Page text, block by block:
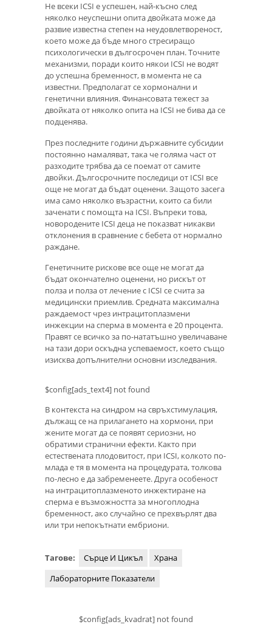
Не всеки ICSI е успешен, най-късно след
няколко неуспешни опита двойката може да
развие известна степен на неудовлетвореност,
което може да бъде много стресиращо
психологически в дългосрочен план. Точните
механизми, поради които някои ICSI не водят
до успешна бременност, в момента не са
известни. Предполагат се хормонални и
генетични влияния. Финансовата тежест за
двойката от няколко опита на ICSI не бива да се
подценява.
През последните години държавните субсидии
постоянно намаляват, така че голяма част от
разходите трябва да се поемат от самите
двойки. Дългосрочните последици от ICSI все
още не могат да бъдат оценени. Защото засега
има само няколко възрастни, които са били
заченати с помощта на ICSI. Въпреки това,
новородените ICSI деца не показват никакви
отклонения в сравнение с бебета от нормално
раждане.
Генетичните рискове все още не могат да
бъдат окончателно оценени, но рискът от
полза и полза от лечение с ICSI се счита за
медицински приемлив. Средната максимална
раждаемост чрез интрацитоплазмени
инжекции на сперма в момента е 20 процента.
Правят се всичко за по-нататъшно увеличаване
на тази дори оскъдна успеваемост, което също
изисква допълнителни основни изследвания.
$config[ads_text4] not found
В контекста на синдром на свръхстимулация,
дължащ се на прилагането на хормони, при
жените могат да се появят сериозни, но
обратими странични ефекти. Както при
естествената плодовитост, при ICSI, колкото по-
млада е тя в момента на процедурата, толкова
по-лесно е да забременеете. Друга особеност
на интрацитоплазменото инжектиране на
сперма е възможността за многоплодна
бременност, ако случайно се прехвърлят два
или три непокътнати ембриони.
Тагове: Сърце И Цикъл
Храна
Лабораторните Показатели
$config[ads_kvadrat] not found